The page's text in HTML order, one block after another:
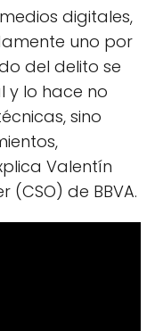
digitales,
uno por
del delito se
y lo hace no
sino
Valentín
(CSO) de BBVA.